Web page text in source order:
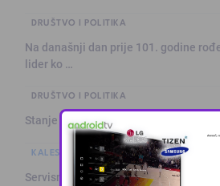
DRUŠTVO I POLITIKA
Na današnji dan prije 101. godine
lider ko …
DRUŠTVO I POLITIKA
Stanje na putevima
KALESIJSKE TEME
Servisne informacije iz Kalesije